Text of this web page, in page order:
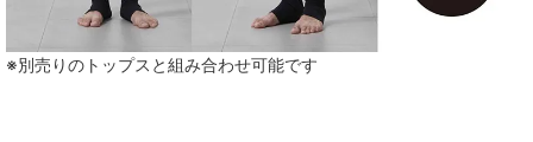
※別売りのトップスと組み合わせ可能です